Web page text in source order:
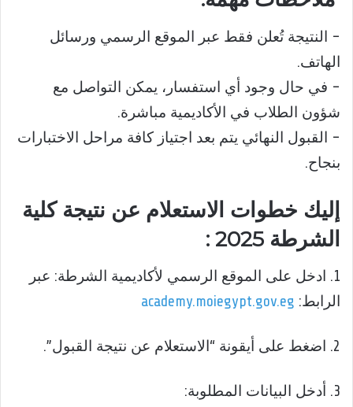
– النتيجة تُعلن فقط عبر الموقع الرسمي ورسائل
الهاتف.
– في حال وجود أي استفسار، يمكن التواصل مع
شؤون الطلاب في الأكاديمية مباشرة.
– القبول النهائي يتم بعد اجتياز كافة مراحل الاختبارات
بنجاح.
إليك خطوات الاستعلام عن نتيجة كلية
الشرطة 2025 :
1. ادخل على الموقع الرسمي لأكاديمية الشرطة: عبر
الرابط: academy.moiegypt.gov.eg
2. اضغط على أيقونة “الاستعلام عن نتيجة القبول”.
3. أدخل البيانات المطلوبة: